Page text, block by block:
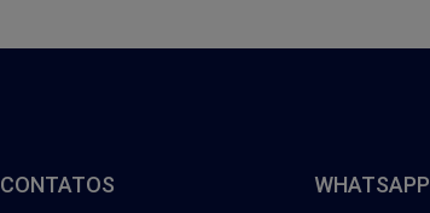
CONTATOS WHATSAPP